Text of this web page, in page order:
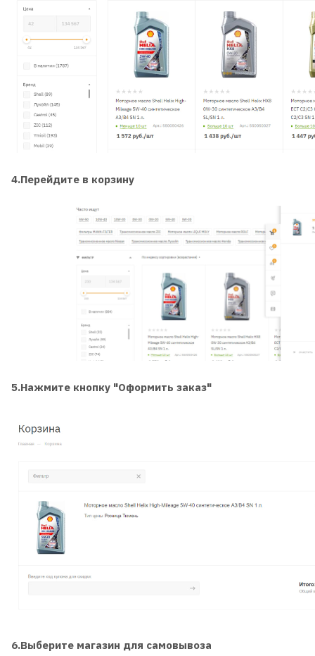
4.Перейдите в корзину
5.Нажмите кнопку "Оформить заказ"
6.Выберите магазин для самовывоза